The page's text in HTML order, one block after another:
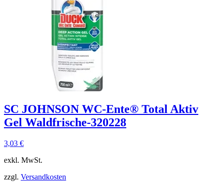
SC JOHNSON WC-Ente® Total Aktiv
Gel Waldfrische-320228
3,03 €
exkl. MwSt.
zzgl. Versandkosten